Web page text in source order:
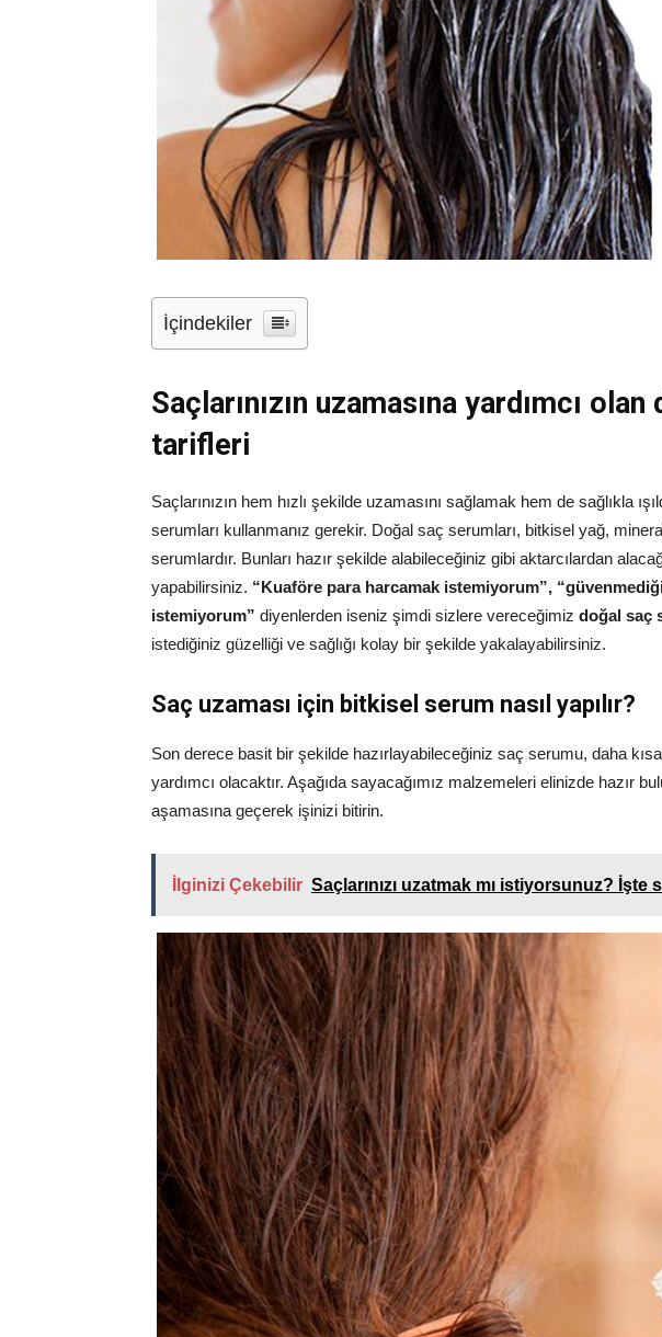
İçindekiler
Saçlarınızın uzamasına yardımcı
tarifleri
Saçlarınızın hem hızlı şekilde uzamasını sağlamak hem de sağlıkla
serumları kullanmanız gerekir. Doğal saç serumları, bitkisel yağ,
serumlardır. Bunları hazır şekilde alabileceğiniz gibi aktarcılardan
yapabilirsiniz. “Kuaföre para harcamak istemiyorum”,
istemiyorum” diyenlerden iseniz şimdi sizlere vereceğimiz doğal saç
istediğiniz güzelliği ve sağlığı kolay bir şekilde yakalayabilirsiniz.
Saç uzaması için bitkisel serum nasıl yapılır?
Son derece basit bir şekilde hazırlayabileceğiniz saç serumu, daha
yardımcı olacaktır. Aşağıda sayacağımız malzemeleri elinizde hazır
aşamasına geçerek işinizi bitirin.
İlginizi Çekebilir Saçlarınızı uzatmak mı istiyorsunuz?